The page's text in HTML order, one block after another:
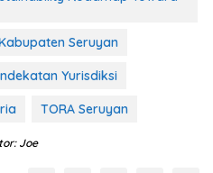
Seruyan
Yurisdiksi
TORA Seruyan
Joe